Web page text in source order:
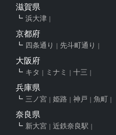
滋賀県
浜大津
京都府
四条通り 先斗町通り
大阪府
キタ ミナミ 十三
兵庫県
三ノ宮 姫路 神戸 魚町
奈良県
新大宮 近鉄奈良駅